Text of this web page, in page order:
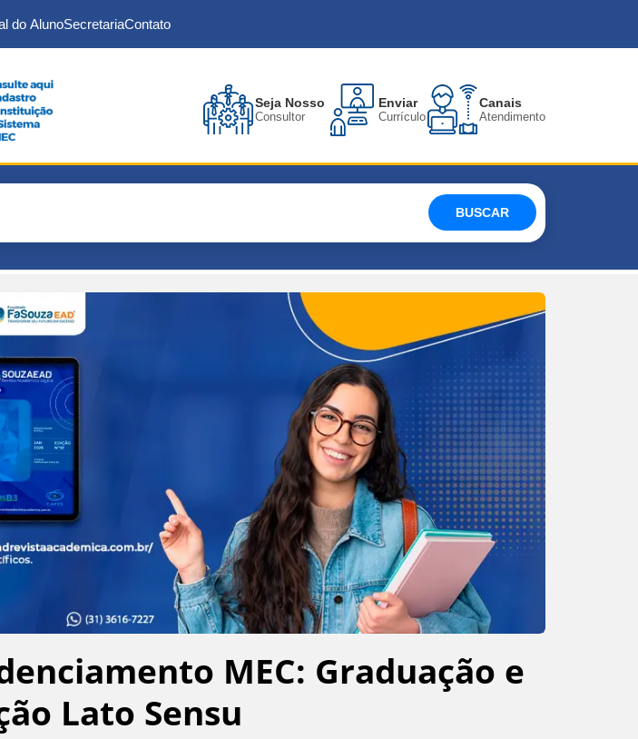
do AlunoSecretariaContato
Seja Nosso
Consultor
Enviar
Currículo
Canais
Atendimento
BUSCAR
MEC: Graduação e
Lato Sensu